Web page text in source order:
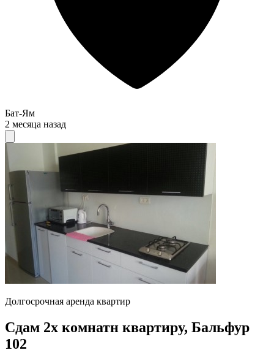
Бат-Ям
2 месяца назад
Долгосрочная аренда квартир
Сдам 2х комнатн квартиру, Бальфур
102